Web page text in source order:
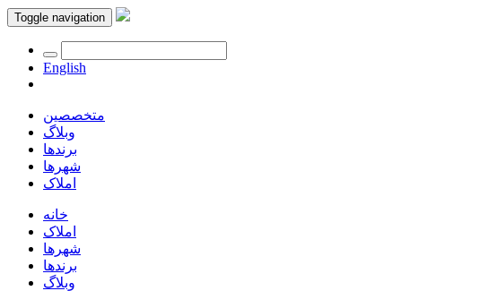
Toggle navigation
English
متخصصین
وبلاگ
برندها
شهرها
املاک
خانه
املاک
شهرها
برندها
وبلاگ